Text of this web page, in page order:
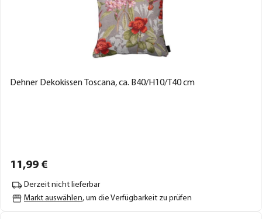
Dehner Dekokissen Toscana, ca. B40/H10/T40 cm
11,99 €
Derzeit nicht lieferbar
Markt auswählen, um die Verfügbarkeit zu prüfen